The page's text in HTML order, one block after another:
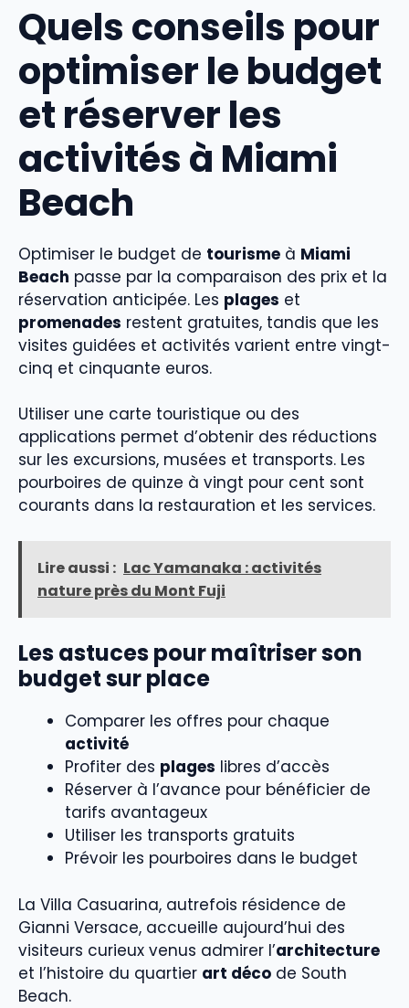
Quels conseils pour
optimiser le budget
et réserver les
activités à Miami
Beach
Optimiser le budget de tourisme à Miami
Beach passe par la comparaison des prix et la
réservation anticipée. Les plages et
promenades restent gratuites, tandis que les
visites guidées et activités varient entre vingt-
cinq et cinquante euros.
Utiliser une carte touristique ou des
applications permet d’obtenir des réductions
sur les excursions, musées et transports. Les
pourboires de quinze à vingt pour cent sont
courants dans la restauration et les services.
Lire aussi : Lac Yamanaka : activités
nature près du Mont Fuji
Les astuces pour maîtriser son
budget sur place
Comparer les offres pour chaque
activité
Profiter des plages libres d’accès
Réserver à l’avance pour bénéficier de
tarifs avantageux
Utiliser les transports gratuits
Prévoir les pourboires dans le budget
La Villa Casuarina, autrefois résidence de
Gianni Versace, accueille aujourd’hui des
visiteurs curieux venus admirer l’architecture
et l’histoire du quartier art déco de South
Beach.